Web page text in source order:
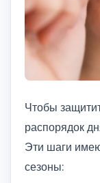
Чтобы
распорядок
Эти шаги
сезоны: